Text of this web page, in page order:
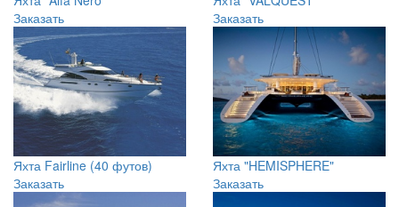
Яхта "Alfa Nero"
Заказать
Яхта "VALQUEST"
Заказать
Яхта Fairline (40 футов)
Заказать
Яхта "HEMISPHERE"
Заказать